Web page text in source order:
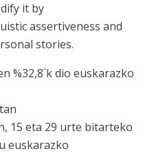
it by
assertiveness and
stories.
%32,8´k dio euskarazko
15 eta 29 urte bitarteko
euskarazko